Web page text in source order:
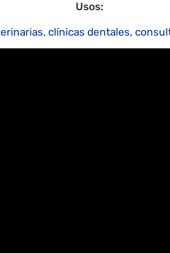
Usos:
clínicas dentales,